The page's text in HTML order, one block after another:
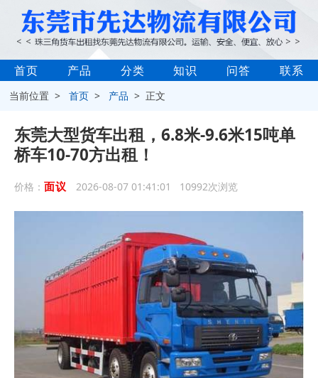
首页 产品 分类 知识 问答 联系
当前位置 >首页 > 产品 > 正文
东莞大型货车出租，6.8米-9.6米15吨单
桥车10-70方出租！
价格： 面议 2026-08-07 01:41:01 10992次浏览